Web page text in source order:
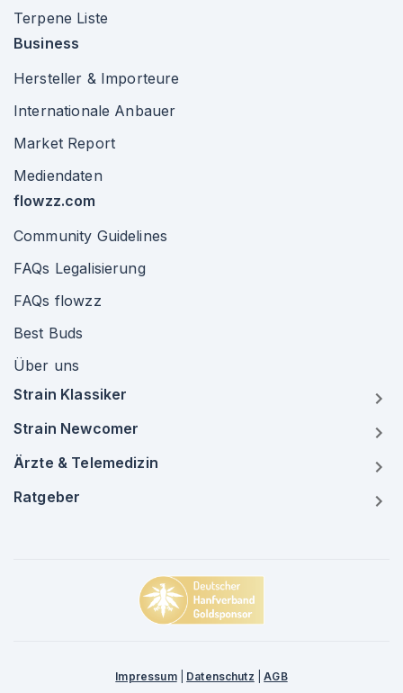
Terpene Liste
Business
Hersteller & Importeure
Internationale Anbauer
Market Report
Mediendaten
flowzz.com
Community Guidelines
FAQs Legalisierung
FAQs flowzz
Best Buds
Über uns
Strain Klassiker
Strain Newcomer
Ärzte & Telemedizin
Ratgeber
Impressum| Datenschutz |AGB